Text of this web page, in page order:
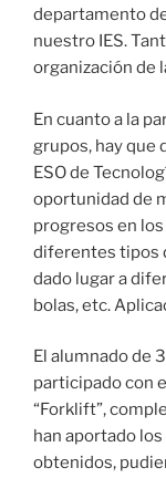
departamento
nuestro IES.
organización de
En cuanto a la
grupos, hay que
ESO de
oportunidad de
progresos en
diferentes tipos
dado lugar a
bolas, etc.
El alumnado de
participado con
“Forklift”,
han aportado
obtenidos,